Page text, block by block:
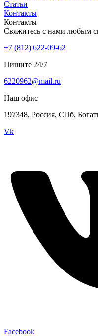
Статьи
Контакты
Контакты
Свяжитесь с нами любым
+7 (812) 622-09-62
Пишите 24/7
6220962@mail.ru
Наш офис
197348, Россия, СПб,
Vk
Facebook